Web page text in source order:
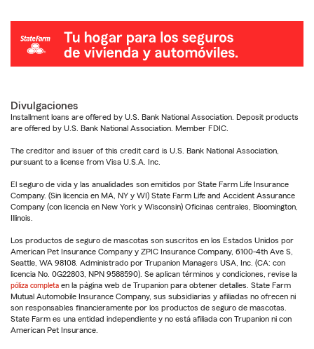
Divulgaciones
Installment loans are offered by U.S. Bank National Association. Deposit products
are offered by U.S. Bank National Association. Member FDIC.
The creditor and issuer of this credit card is U.S. Bank National Association,
pursuant to a license from Visa U.S.A. Inc.
El seguro de vida y las anualidades son emitidos por State Farm Life Insurance
Company. (Sin licencia en MA, NY y WI) State Farm Life and Accident Assurance
Company (con licencia en New York y Wisconsin) Oficinas centrales, Bloomington,
Illinois.
Los productos de seguro de mascotas son suscritos en los Estados Unidos por
American Pet Insurance Company y ZPIC Insurance Company, 6100-4th Ave S,
Seattle, WA 98108. Administrado por Trupanion Managers USA, Inc. (CA: con
licencia No. 0G22803, NPN 9588590). Se aplican términos y condiciones, revise la
póliza completa en la página web de Trupanion para obtener detalles. State Farm
Mutual Automobile Insurance Company, sus subsidiarias y afiliadas no ofrecen ni
son responsables financieramente por los productos de seguro de mascotas.
State Farm es una entidad independiente y no está afiliada con Trupanion ni con
American Pet Insurance.